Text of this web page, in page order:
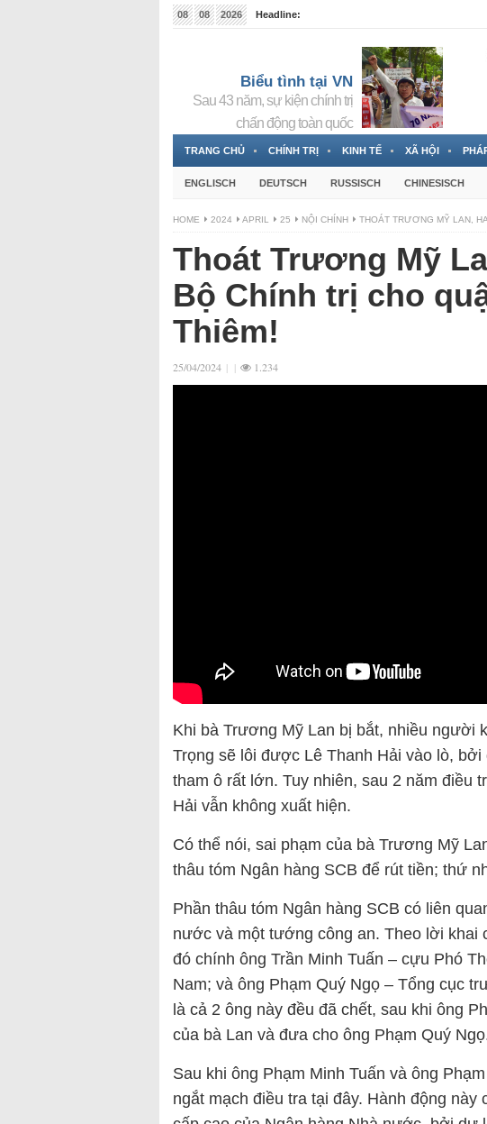
08 08 2026
Headline:
Biểu tình tại VN
Sau 43 năm, sự kiện chính trị
chấn động toàn quốc
TRANG CHỦ CHÍNH TRỊ KINH TẾ XÃ HỘI
ENGLISCH DEUTSCH RUSSISCH CHINESISCH
HOME 2024 APRIL 25 NỘI CHÍNH THOÁT TRƯƠNG MỸ LAN,
Thoát Trương Mỹ
Bộ Chính trị cho
Thiêm!
25/04/2024 | | 1.234
Khi bà Trương Mỹ Lan bị bắt, nhiều người
Trọng sẽ lôi được Lê Thanh Hải vào lò,
tham ô rất lớn. Tuy nhiên, sau 2 năm điều
Hải vẫn không xuất hiện.
Có thể nói, sai phạm của bà Trương Mỹ
thâu tóm Ngân hàng SCB để rút tiền; thứ
Phần thâu tóm Ngân hàng SCB có liên
nước và một tướng công an. Theo lời khai
đó chính ông Trần Minh Tuấn – cựu Phó
Nam; và ông Phạm Quý Ngọ – Tổng cục
là cả 2 ông này đều đã chết, sau khi ông
của bà Lan và đưa cho ông Phạm Quý
Sau khi ông Phạm Minh Tuấn và ông
ngắt mạch điều tra tại đây. Hành động này